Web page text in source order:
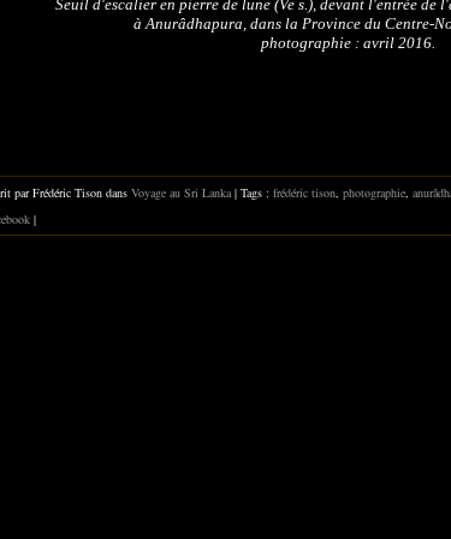
Seuil d'escalier en pierre de lune (Ve s.), devant l'entrée de
à Anurâdhapura, dans la Province du Centre-
photographie : avril 2016.
par Frédéric Tison dans Voyage au Sri Lanka | Tags : frédéric tison photographie
|